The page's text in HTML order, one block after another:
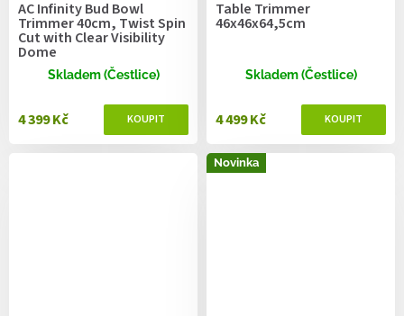
AC Infinity Bud Bowl
Trimmer 40cm, Twist Spin
Cut with Clear Visibility
Dome
Skladem (Čestlice)
4 399 Kč
Table Trimmer
46x46x64,5cm
Skladem (Čestlice)
4 499 Kč
Novinka